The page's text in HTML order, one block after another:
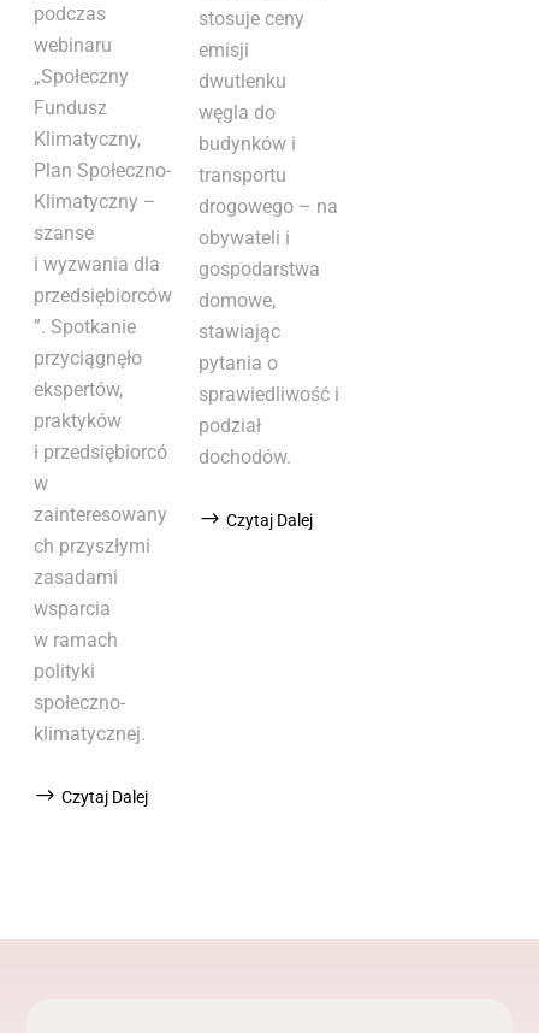
podczas
webinaru
„Społeczny
Fundusz
Klimatyczny,
Plan Społeczno-
Klimatyczny –
szanse
i wyzwania dla
przedsiębiorców
”. Spotkanie
przyciągnęło
ekspertów,
praktyków
i przedsiębiorcó
w
zainteresowany
ch przyszłymi
zasadami
wsparcia
w ramach
polityki
społeczno-
klimatycznej.
Czytaj Dalej
stosuje ceny
emisji
dwutlenku
węgla do
budynków i
transportu
drogowego – na
obywateli i
gospodarstwa
domowe,
stawiając
pytania o
sprawiedliwość i
podział
dochodów.
Czytaj Dalej